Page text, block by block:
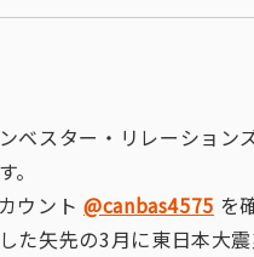
ベスター・リレーショ
ウント @canbas4575 を
た矢先の3月に東日本大